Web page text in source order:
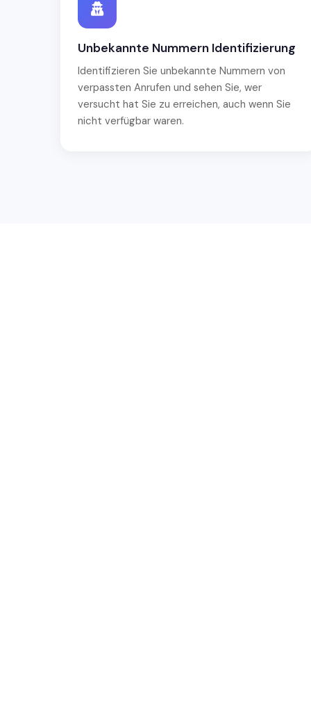
Unbekannte Nummern Identifizierung
Identifizieren Sie unbekannte Nummern von
verpassten Anrufen und sehen Sie, wer
versucht hat Sie zu erreichen, auch wenn Sie
nicht verfügbar waren.